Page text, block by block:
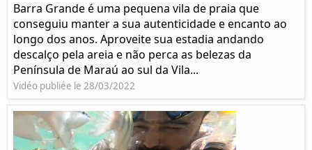
Barra Grande é uma pequena vila de praia que
conseguiu manter a sua autenticidade e encanto ao
longo dos anos. Aproveite sua estadia andando
descalço pela areia e não perca as belezas da
Península de Maraú ao sul da Vila...
Vidéo publiée le 28/03/2022